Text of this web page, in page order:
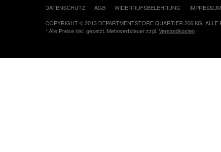
DATENSCHUTZ AGB WIDERRUFSBELEHRUNG
IMPRESSUM
COPYRIGHT © 2013 DEPARTMENTSTORE QUARTIER 206 KG, ALLE
* Alle Preise inkl. gesetzl. Mehrwertsteuer zzgl. Versandkosten